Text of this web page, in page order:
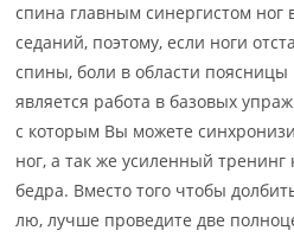
спина главным синергистом
се­да­ний, по­это­му, если ноги
спины, боли в области
является работа в базовых
с ко­то­рым Вы мо­же­те
ног, а так же усиленный
бедра. Вместо того чтобы
лю, луч­ше про­ве­ди­те две